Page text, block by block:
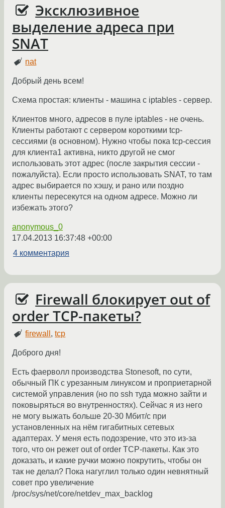
Эксклюзивное
выделение адреса при
SNAT
nat
Добрый день всем!
Схема простая: клиенты - машина с iptables - сервер.
Клиентов много, адресов в пуле iptables - не очень.
Клиенты работают с сервером короткими tcp-
сессиями (в основном). Нужно чтобы пока tcp-сессия
для клиента1 активна, никто другой не смог
использовать этот адрес (после закрытия сессии -
пожалуйста). Если просто использовать SNAT, то там
адрес выбирается по хэшу, и рано или поздно
клиенты пересекутся на одном адресе. Можно ли
избежать этого?
anonymous_0
17.04.2013 16:37:48 +00:00
4 комментария
Firewall блокирует out of
order TCP-пакеты?
firewall ,tcp
Доброго дня!
Есть фаерволл производства Stonesoft, по сути,
обычный ПК с урезанным линуксом и проприетарной
системой управления (но по ssh туда можно зайти и
поковыряться во внутренностях). Сейчас я из него
не могу выжать больше 20-30 Мбит/с при
установленных на нём гигабитных сетевых
адаптерах. У меня есть подозрение, что это из-за
того, что он режет out of order TCP-пакеты. Как это
доказать, и какие ручки можно покрутить, чтобы он
так не делал? Пока нагуглил только один невнятный
совет про увеличение
/proc/sys/net/core/netdev_max_backlog